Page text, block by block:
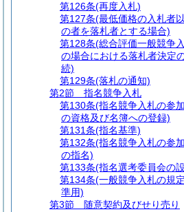
第126条(再度入札)
第127条(最低価格の入札者
の者を落札者とする場合)
第128条(総合評価一般競争
の場合における落札者決定
続)
第129条(落札の通知)
第2節
指名競争入札
第130条(指名競争入札の参
の資格及び名簿への登録)
第131条(指名基準)
第132条(指名競争入札の参
の指名)
第133条(指名選考委員会の
第134条(一般競争入札の規
準用)
第3節
随意契約及びせり売り